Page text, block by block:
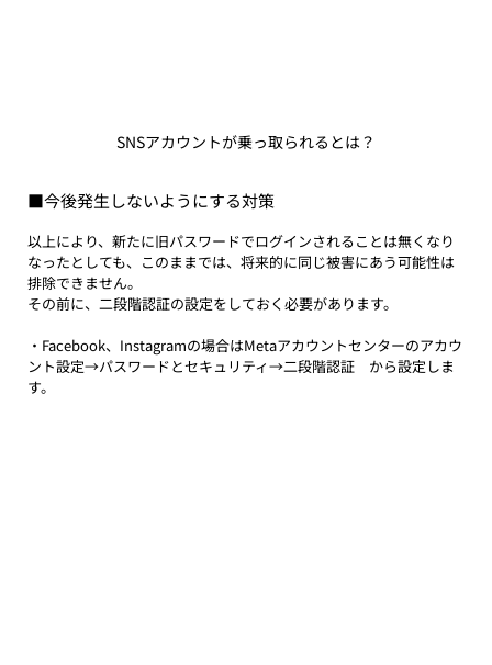
SNSアカウントが乗っ取られるとは？
■今後発生しないようにする対策
以上により、新たに旧パスワードでログインされることは無くなり
なったとしても、このままでは、将来的に同じ被害にあう可能性は
排除できません。
その前に、二段階認証の設定をしておく必要があります。
・Facebook、Instagramの場合はMetaアカウントセンターのアカウ
ント設定→パスワードとセキュリティ→二段階認証　から設定しま
す。